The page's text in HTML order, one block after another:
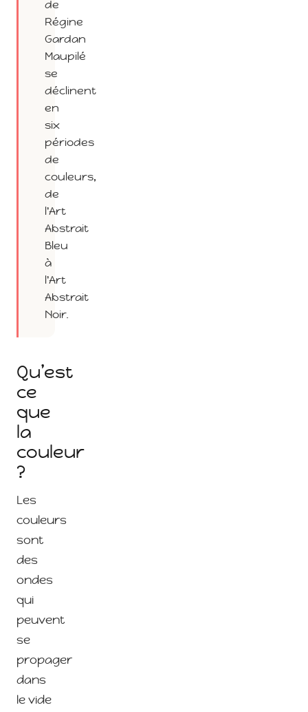
de
Régine
Gardan
Maupilé
se
déclinent
en
six
périodes
de
couleurs,
de
l'Art
Abstrait
Bleu
à
l'Art
Abstrait
Noir.
Qu’est
ce
que
la
couleur
?
Les
couleurs
sont
des
ondes
qui
peuvent
se
propager
dans
le vide